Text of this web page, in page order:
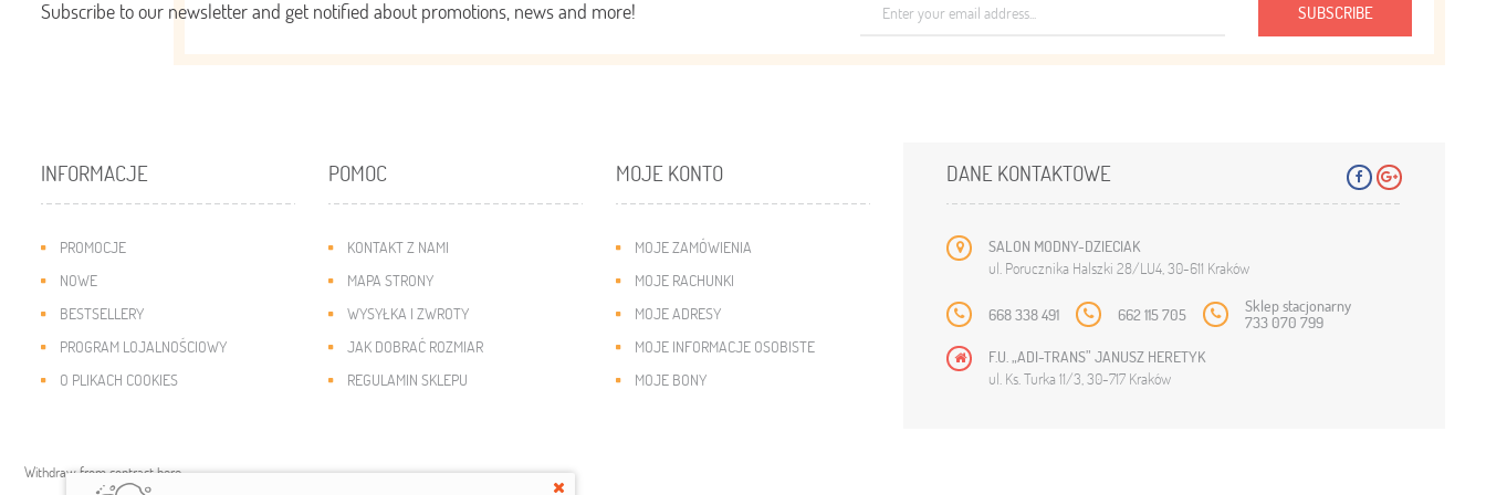
Subscribe to our newsletter and get notified about promotions, news and more! SUBSCRIBE
INFORMACJE
PROMOCJE
NOWE
BESTSELLERY
PROGRAM LOJALNOŚCIOWY
O PLIKACH COOKIES
POMOC
KONTAKT Z NAMI
MAPA STRONY
WYSYŁKA I ZWROTY
JAK DOBRAĆ ROZMIAR
REGULAMIN SKLEPU
MOJE KONTO
MOJE ZAMÓWIENIA
MOJE RACHUNKI
MOJE ADRESY
MOJE INFORMACJE OSOBISTE
MOJE BONY
DANE KONTAKTOWE
SALON MODNY-DZIECIAK
ul. Porucznika Halszki 28/LU4, 30-611 Kraków
668 338 491 662 115 705 Sklep stacjonarny
733 070 799
F.U. „ADI-TRANS” JANUSZ HERETYK
ul. Ks. Turka 11/3, 30-717 Kraków
Withdraw from contract here